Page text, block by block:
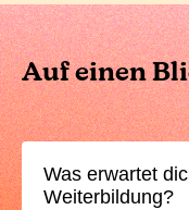
Auf einen
Was erwartet
Weiterbildung?